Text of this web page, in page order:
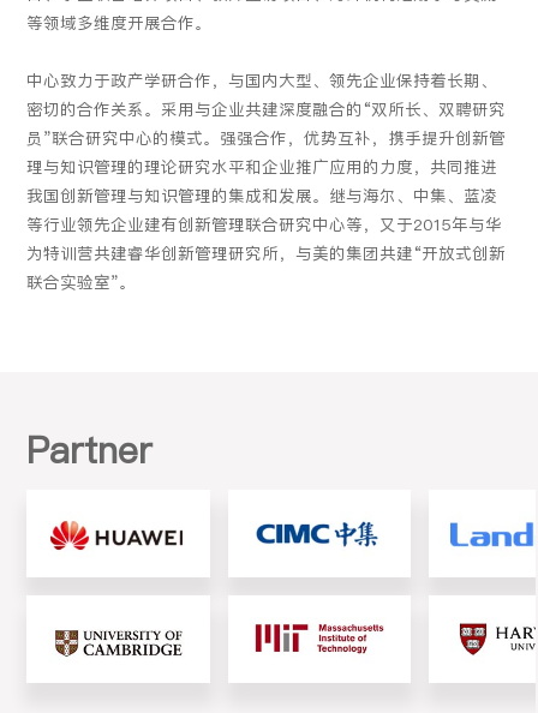
等领域多维度开展合作。
中心致力于政产学研合作，与国内大型、领先企业保持着长期、
密切的合作关系。采用与企业共建深度融合的“双所长、双聘研究
员”联合研究中心的模式。强强合作，优势互补，携手提升创新管
理与知识管理的理论研究水平和企业推广应用的力度，共同推进
我国创新管理与知识管理的集成和发展。继与海尔、中集、蓝凌
等行业领先企业建有创新管理联合研究中心等，又于2015年与华
为特训营共建睿华创新管理研究所，与美的集团共建“开放式创新
联合实验室”。
Partner